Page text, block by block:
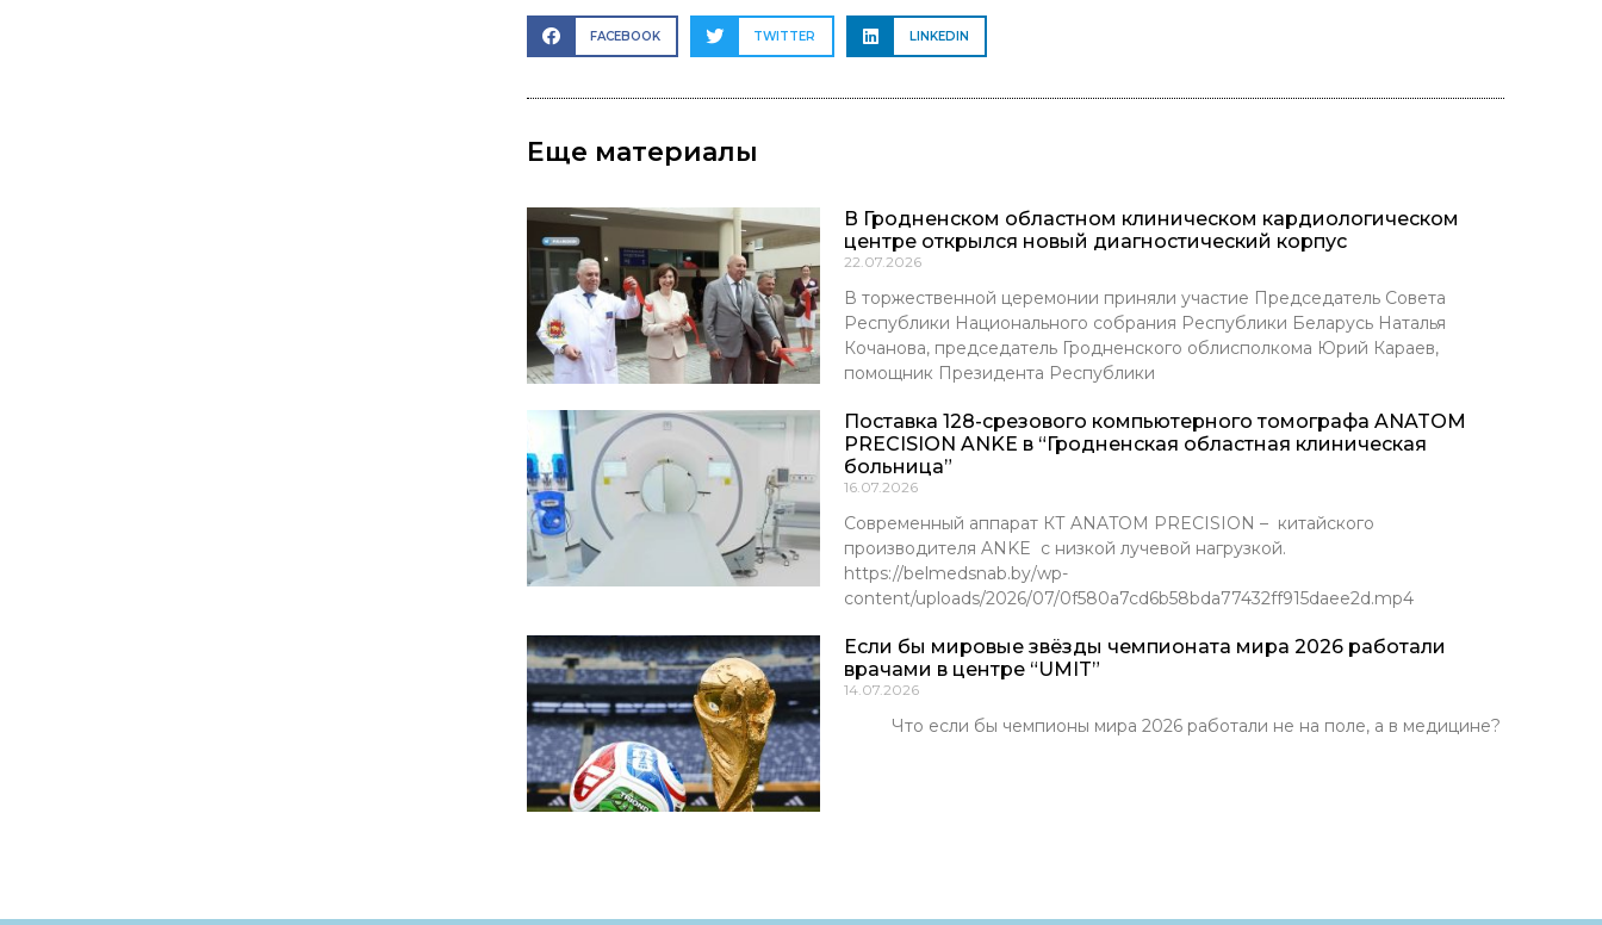
FACEBOOK TWITTER LINKEDIN
Еще материалы
В Гродненском областном клиническом кардиологическом
центре открылся новый диагностический корпус
22.07.2026
В торжественной церемонии приняли участие Председатель Совета
Республики Национального собрания Республики Беларусь Наталья
Кочанова, председатель Гродненского облисполкома Юрий Караев,
помощник Президента Республики
Поставка 128-срезового компьютерного томографа ANATOM
PRECISION ANKE в “Гродненская областная клиническая
больница”
16.07.2026
Современный аппарат КТ ANATOM PRECISION – китайского
производителя ANKE с низкой лучевой нагрузкой.
https://belmedsnab.by/wp-
content/uploads/2026/07/0f580a7cd6b58bda77432ff915daee2d.mp4
Если бы мировые звёзды чемпионата мира 2026 работали
врачами в центре “UMIT”
14.07.2026
Что если бы чемпионы мира 2026 работали не на поле, а в медицине?